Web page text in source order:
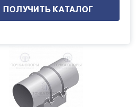
Опоры хомутовые
скользящие с
хладоагентом МН 4014-62